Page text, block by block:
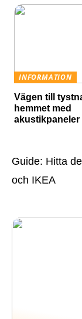
INFORMATION
Vägen till
hemmet med
akustikpaneler
Guide: Hitta
och IKEA